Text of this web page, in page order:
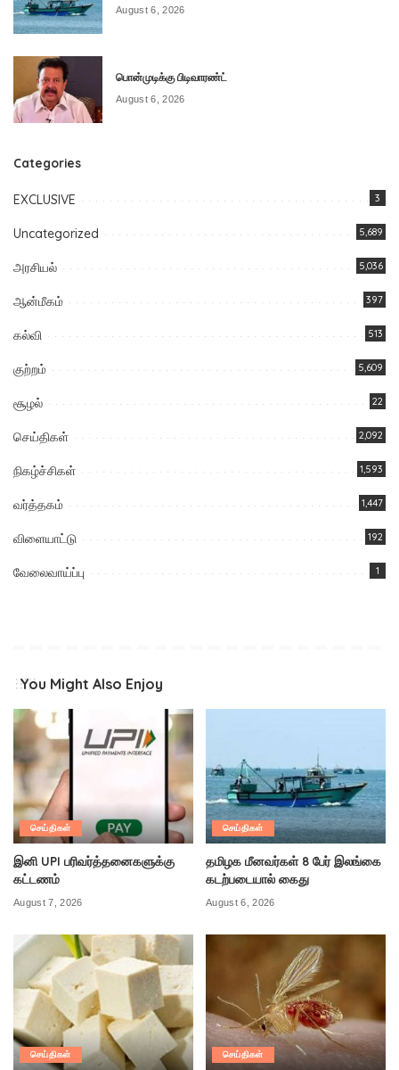
August 6, 2026
பொன்முடிக்கு பிடிவாரண்ட்
August 6, 2026
Categories
EXCLUSIVE 3
Uncategorized 5,689
அரசியல் 5,036
ஆன்மீகம் 397
கல்வி 513
குற்றம் 5,609
சூழல் 22
செய்திகள் 2,092
நிகழ்ச்சிகள் 1,593
வர்த்தகம் 1,447
விளையாட்டு 192
வேலைவாய்ப்பு 1
You Might Also Enjoy
செய்திகள்
இனி UPI பரிவர்த்தனைகளுக்கு
கட்டணம்
August 7, 2026
செய்திகள்
தமிழக மீனவர்கள் 8 பேர் இலங்கை
கடற்படையால் கைது
August 6, 2026
செய்திகள் செய்திகள்